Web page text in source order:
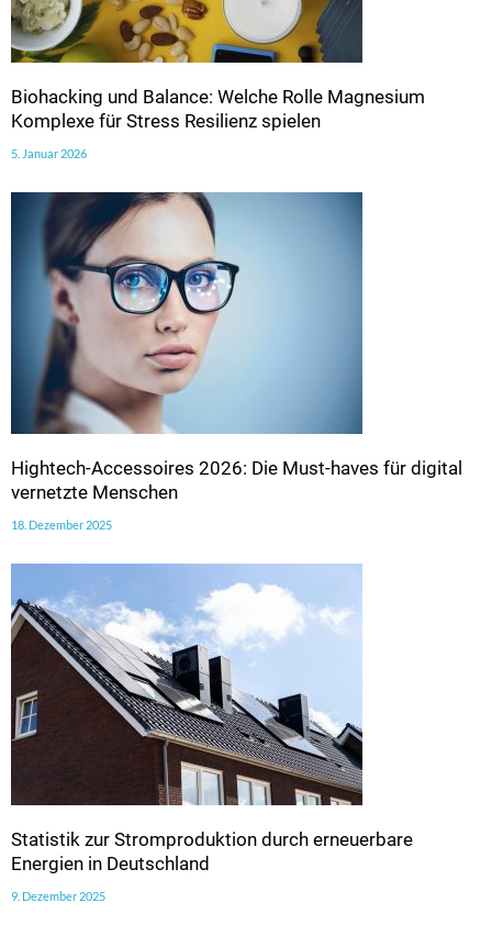
Biohacking und Balance: Welche Rolle Magnesium
Komplexe für Stress Resilienz spielen
5. Januar 2026
Hightech-Accessoires 2026: Die Must-haves für digital
vernetzte Menschen
18. Dezember 2025
Statistik zur Stromproduktion durch erneuerbare
Energien in Deutschland
9. Dezember 2025